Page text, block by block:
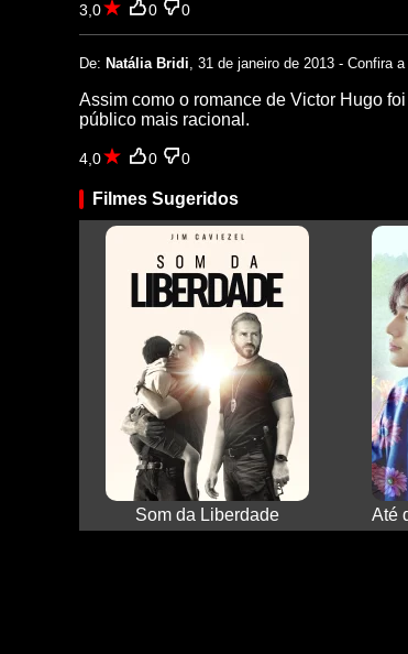
3,0 0 0
De: Natália Bridi, 31 de janeiro de 2013 - Confira
Assim como o romance de Victor Hugo
público mais racional.
4,0 0 0
Filmes Sugeridos
Som da Liberdade Até